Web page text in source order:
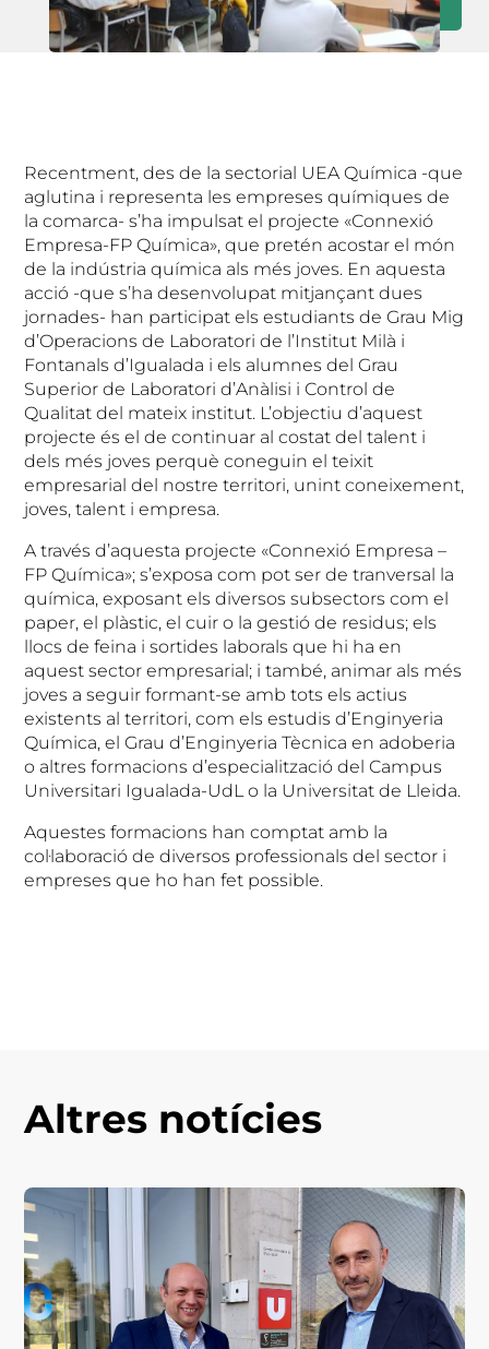
Recentment, des de la sectorial UEA Química -que
aglutina i representa les empreses químiques de
la comarca- s’ha impulsat el projecte «Connexió
Empresa-FP Química», que pretén acostar el món
de la indústria química als més joves. En aquesta
acció -que s’ha desenvolupat mitjançant dues
jornades- han participat els estudiants de Grau Mig
d’Operacions de Laboratori de l’Institut Milà i
Fontanals d’Igualada i els alumnes del Grau
Superior de Laboratori d’Anàlisi i Control de
Qualitat del mateix institut. L’objectiu d’aquest
projecte és el de continuar al costat del talent i
dels més joves perquè coneguin el teixit
empresarial del nostre territori, unint coneixement,
joves, talent i empresa.
A través d’aquesta projecte «Connexió Empresa –
FP Química»; s’exposa com pot ser de tranversal la
química, exposant els diversos subsectors com el
paper, el plàstic, el cuir o la gestió de residus; els
llocs de feina i sortides laborals que hi ha en
aquest sector empresarial; i també, animar als més
joves a seguir formant-se amb tots els actius
existents al territori, com els estudis d’Enginyeria
Química, el Grau d’Enginyeria Tècnica en adoberia
o altres formacions d’especialització del Campus
Universitari Igualada-UdL o la Universitat de Lleida.
Aquestes formacions han comptat amb la
col·laboració de diversos professionals del sector i
empreses que ho han fet possible.
Altres notícies